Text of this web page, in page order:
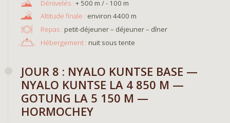
+ 500 m / - 100 m
environ 4400 m
Repas : petit-déjeuner – déjeuner – dîner
Hébergement : nuit sous tente
JOUR 8 : NYALO KUNTSE BASE —
NYALO KUNTSE LA 4 850 M —
GOTUNG LA 5 150 M —
HORMOCHEY